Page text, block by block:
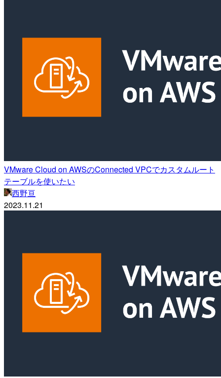
VMware Cloud on AWSのConnected VPCでカスタムルート
テーブルを使いたい
西野亘
2023.11.21